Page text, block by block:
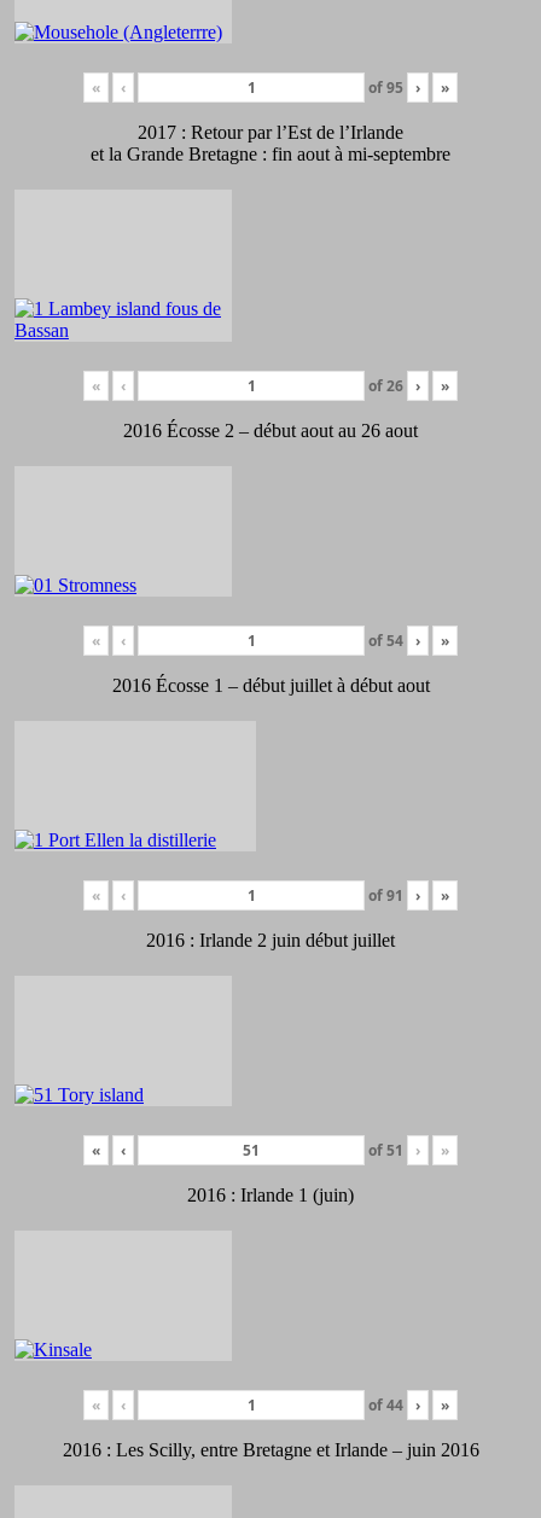
« ‹ of95 › »
2017 : Retour par l’Est de l’Irlande
et la Grande Bretagne : fin aout à mi-septembre
« ‹ of26 › »
2016 Écosse 2 – début aout au 26 aout
« ‹ of54 › »
2016 Écosse 1 – début juillet à début aout
« ‹ of91 › »
2016 : Irlande 2 juin début juillet
« ‹ of51 › »
2016 : Irlande 1 (juin)
« ‹ of44 › »
2016 : Les Scilly, entre Bretagne et Irlande – juin 2016